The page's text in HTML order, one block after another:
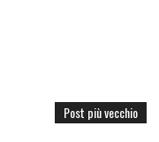
Post più vecchio